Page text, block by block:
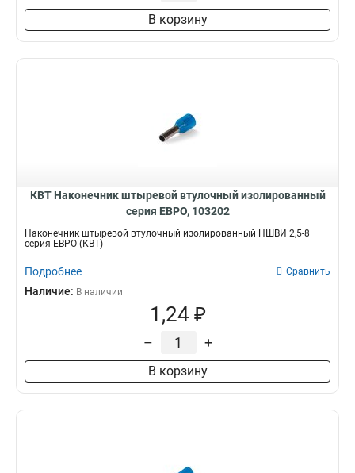
В корзину
КВТ Наконечник штыревой втулочный изолированный
серия ЕВРО, 103202
Наконечник штыревой втулочный изолированный НШВИ 2,5-8
серия ЕВРО (КВТ)
Подробнее Сравнить
Наличие: В наличии
1,24 ₽
– +
В корзину